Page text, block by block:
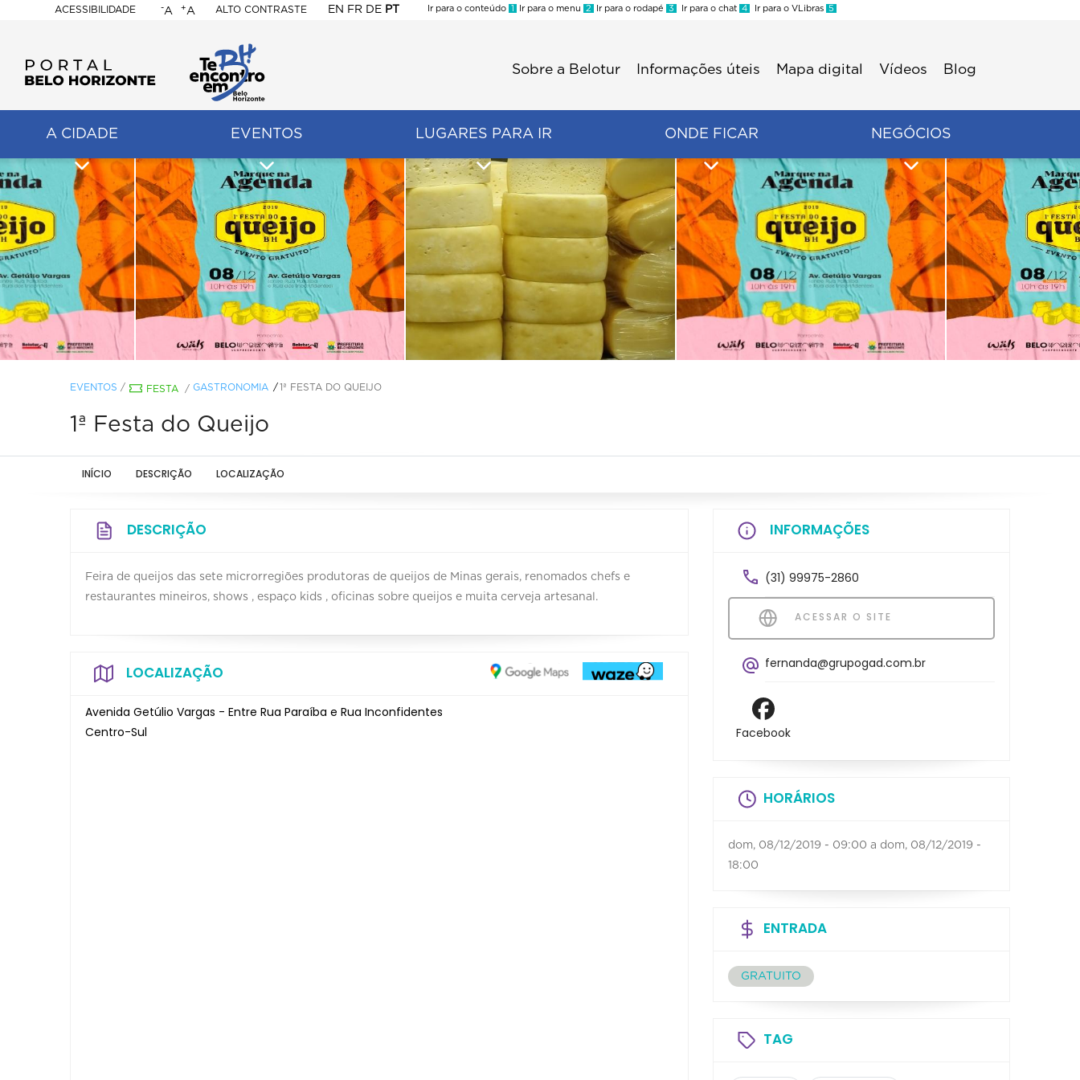
ACESSIBILIDADE
BELO
HORIZONTE
-A +A ALTO CONTRASTE EN FR DE PT
Ir para o conteúdo 1 Ir para o menu 2 Ir para o rodapé 3 Ir para o chat 4 Ir para o VLibras 5
Sobre a Belotur Informações úteis Mapa digital Vídeos Blog
A CIDADE EVENTOS LUGARES PARA IR ONDE FICAR NEGÓCIOS
EVENTOS / FESTA / GASTRONOMIA 1ª FESTA DO QUEIJO
1ª Festa do Queijo
INÍCIO DESCRIÇÃO LOCALIZAÇÃO
DESCRIÇÃO
Feira de queijos das sete microrregiões produtoras de queijos de Minas gerais, renomados chefs e
restaurantes mineiros, shows , espaço kids , oficinas sobre queijos e muita cerveja artesanal.
LOCALIZAÇÃO
Avenida Getúlio Vargas - Entre Rua Paraíba e Rua Inconfidentes
Centro-Sul
INFORMAÇÕES
(31) 99975-2860
ACESSAR O SITE
fernanda@grupogad.com.br
Facebook
HORÁRIOS
dom, 08/12/2019 - 09:00 a dom, 08/12/2019 -
18:00
ENTRADA
GRATUITO
TAG